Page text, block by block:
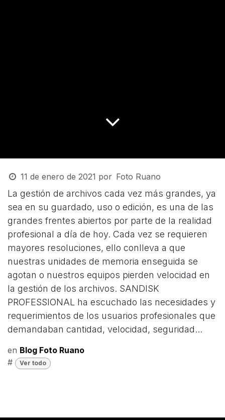
11 de enero de 2021 por Foto Ruano
La gestión de archivos cada vez más grandes, ya
sea en su guardado, uso o edición, es una de las
grandes frentes abiertos por parte de la realidad
profesional a día de hoy. Cada vez se requieren
mayores resoluciones, ello conlleva a que
nuestras unidades de memoria enseguida se
agotan o nuestros equipos pierden velocidad en
la gestión de los archivos. SANDISK
PROFESSIONAL ha escuchado las necesidades y
requerimientos de los usuarios profesionales que
demandaban cantidad, velocidad, seguridad...
en ​Blog Foto Ruano
#
Ver todo